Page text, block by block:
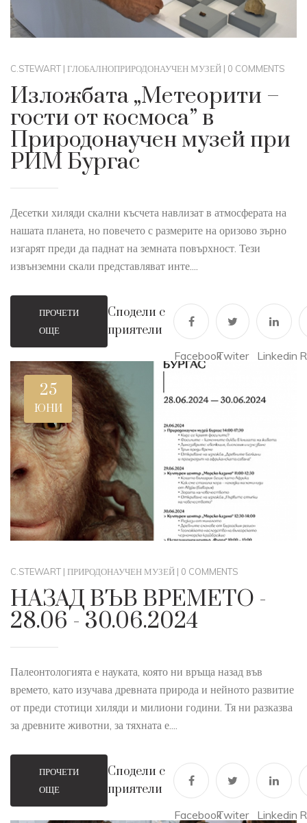
C.STEWART | ГЛОБАЛНОПРИРОДОНАУЧЕН МУЗЕЙ | 0 COMMENTS
Изложбата „Метеорити –
гости от космоса” в
Природонаучен музей при
РИМ Бургас
Десетки хиляди скални късчета навлизат в атмосферата на
нашата планета, но повечето с размерите на оризово зърно
изгарят преди да паднат на земната повърхност. Тези
извънземни скали представляват инте....
ПРОЧЕТИ
ОЩЕ
Сподели с
приятели
FacebookTwiter Linkedin
25
ЮНИ
C.STEWART | ПРИРОДОНАУЧЕН МУЗЕЙ | 0 COMMENTS
НАЗАД ВЪВ ВРЕМЕТО -
28.06 - 30.06.2024
Палеонтологията е науката, която ни връща назад във
времето, като изучава древната природа и нейното развитие
от преди стотици хиляди и милиони години. Тя ни разказва
за древните животни, за тяхната е....
ПРОЧЕТИ
ОЩЕ
Сподели с
приятели
FacebookTwiter Linkedin